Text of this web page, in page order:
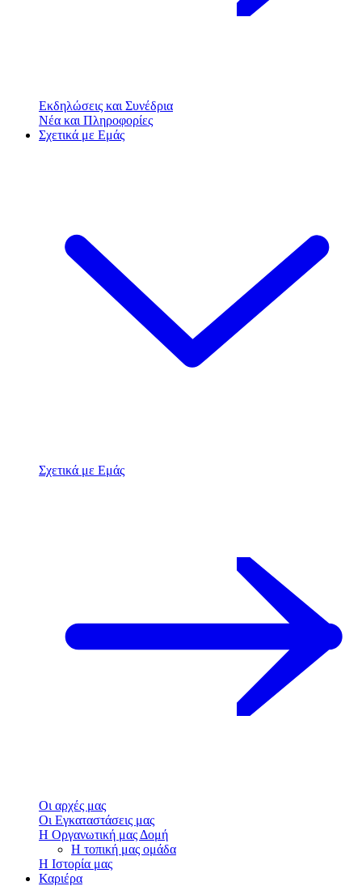
Εκδηλώσεις και Συνέδρια
Νέα και Πληροφορίες
Σχετικά με Εμάς
Σχετικά με Εμάς
Οι αρχές μας
Οι Εγκαταστάσεις μας
Η Οργανωτική μας Δομή
Η τοπική μας ομάδα
Η Ιστορία μας
Καριέρα